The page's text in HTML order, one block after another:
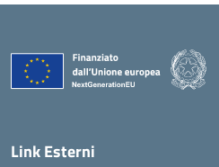
Link Esterni